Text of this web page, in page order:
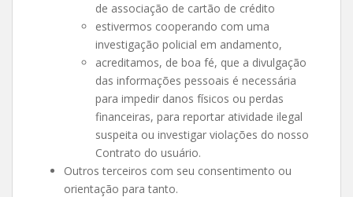
de associação de cartão de crédito
estivermos cooperando com uma
investigação policial em andamento,
acreditamos, de boa fé, que a divulgação
das informações pessoais é necessária
para impedir danos físicos ou perdas
financeiras, para reportar atividade ilegal
suspeita ou investigar violações do nosso
Contrato do usuário.
Outros terceiros com seu consentimento ou
orientação para tanto.